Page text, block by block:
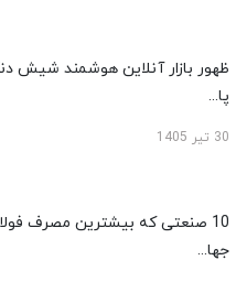
ظهور بازار آنلاین هوشمند شیش
پا...
30 تیر 1405
10 صنعتی که بیشترین مصرف فولاد
جها...